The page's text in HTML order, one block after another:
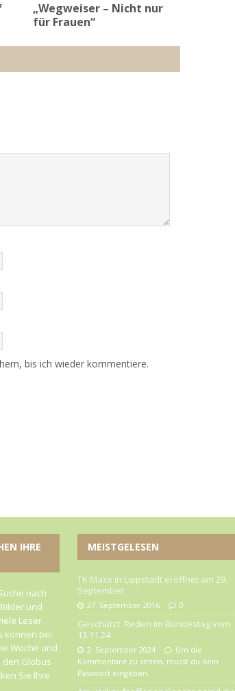
„Wegweiser – Nicht nur
für Frauen“
bis ich wieder kommentiere.
IHRE
nach
und
Leser.
können bei
Woche und
den Globus
Sie Ihre
MEISTGELESEN
TK Maxx in Lippstadt eröffnet am 29.
September
27. September 2016 0
Geschützt: Reden im Bundestag vom
13.11.24
2. September 2024
Um die
Kommentare zu sehen, musst du dein
Passwort eingeben.